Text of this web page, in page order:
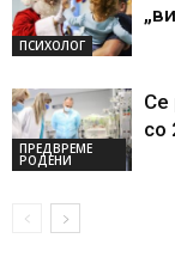
ПСИХОЛОГ
ПРЕДВРЕМЕ
РОДЕНИ
Се
со